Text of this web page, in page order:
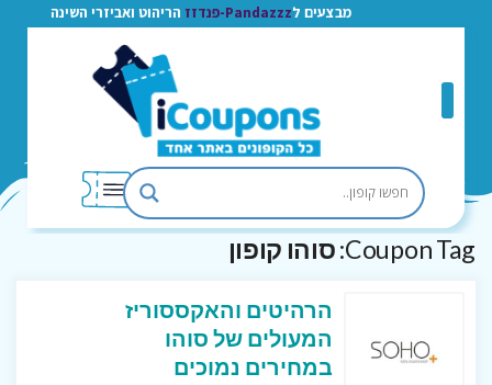
מבצעים ל Pandazzz-פנדזז הריהוט ואביזרי השינה
Coupon Tag: סוהו קופון
הרהיטים והאקססוריז
המעולים של סוהו
במחירים נמוכים